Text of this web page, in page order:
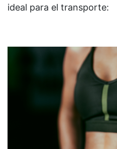
ideal para el transporte: